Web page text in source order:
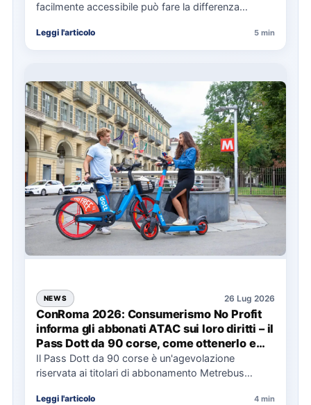
facilmente accessibile può fare la differenza
soprattutto…
Leggi l'articolo 5 min
NEWS 26 Lug 2026
ConRoma 2026: Consumerismo No Profit
informa gli abbonati ATAC sui loro diritti – il
Pass Dott da 90 corse, come ottenerlo e
cosa spetta in caso di disservizi
Il Pass Dott da 90 corse è un'agevolazione
riservata ai titolari di abbonamento Metrebus
Leggi l'articolo 4 min